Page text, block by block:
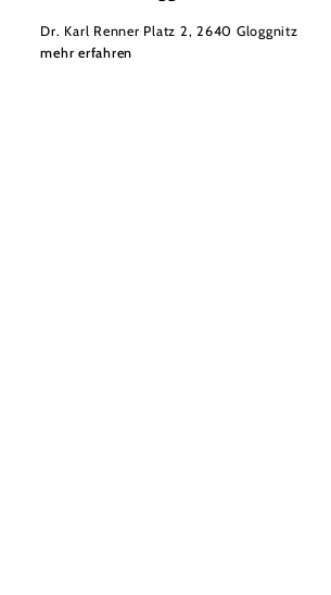
Dr. Karl Renner Platz 2, 2640 Gloggnitz
mehr erfahren